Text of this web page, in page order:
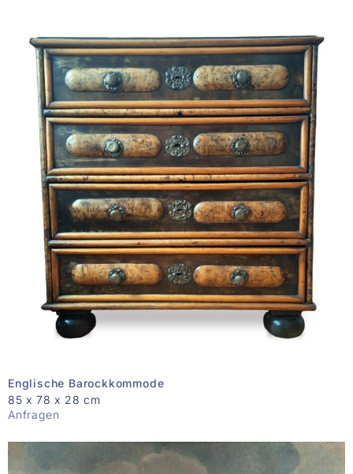
Englische Barockkommode
85 x 78 x 28 cm
Anfragen